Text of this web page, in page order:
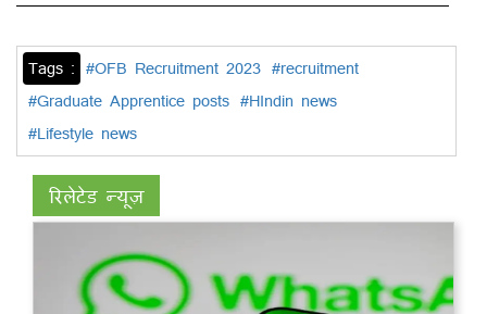
Tags : #OFB Recruitment 2023 #recruitment
#Graduate Apprentice posts #HIndin news
#Lifestyle news
रिलेटेड न्यूज़